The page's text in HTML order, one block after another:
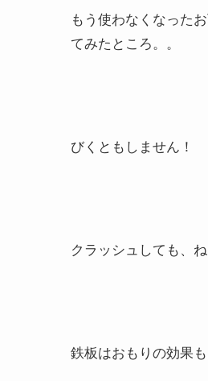
もう使わなくなった
てみたところ。。
びくともしません！
クラッシュしても、
鉄板はおもりの効果